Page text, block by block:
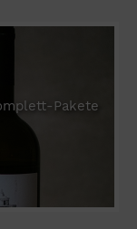
Pakete